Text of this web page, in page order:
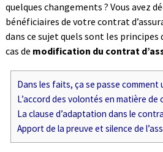
quelques changements ? Vous avez
bénéficiaires de votre contrat
dans ce sujet quels sont les
cas de modification du contrat
Dans les faits, ça se passe comment
L’accord des volontés en matière de
La clause d’adaptation dans le
Apport de la preuve et silence de